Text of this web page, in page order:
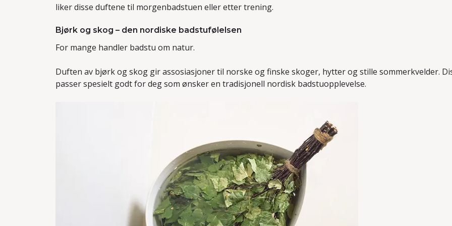
liker disse duftene til morgenbadstuen eller etter trening.
Bjørk og skog – den nordiske badstufølelsen
For mange handler badstu om natur.
Duften av bjørk og skog gir assosiasjoner til norske og finske skoger, hytter og stille sommerkvelder.
passer spesielt godt for deg som ønsker en tradisjonell nordisk badstuopplevelse.